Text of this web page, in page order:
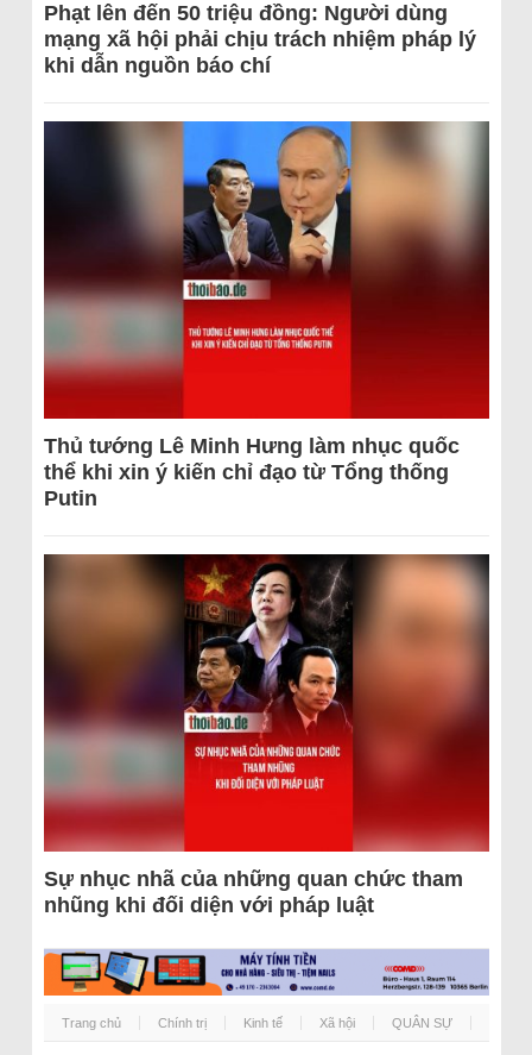
Phạt lên đến 50 triệu đồng: Người dùng
mạng xã hội phải chịu trách nhiệm pháp lý
khi dẫn nguồn báo chí
Thủ tướng Lê Minh Hưng làm nhục quốc
thể khi xin ý kiến chỉ đạo từ Tổng thống
Putin
Sự nhục nhã của những quan chức tham
nhũng khi đối diện với pháp luật
Trang chủ Chính trị Kinh tế Xã hội QUÂN SỰ